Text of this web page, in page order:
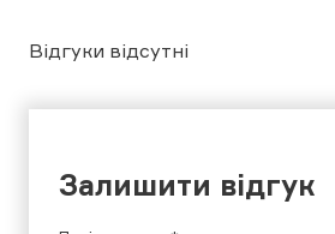
Відгуки відсутні
Залишити відгук